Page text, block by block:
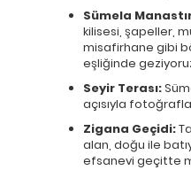
Sümela
kilisesi, şapeller,
misafirhane gibi
eşliğinde
Seyir Terası:
açısıyla
Zigana Geçidi:
alan, doğu ile
efsanevi geçitte